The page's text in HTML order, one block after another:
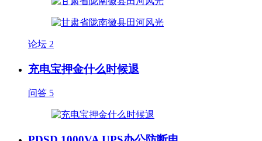
论坛 2
充电宝押金什么时候退
问答 5